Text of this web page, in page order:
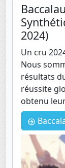
2024)
Un cru
Nous
résultats
réussite
obtenu